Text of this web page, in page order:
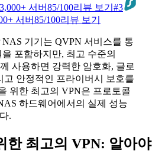
서버85/100리뷰 보기 #3
서버85/100리뷰 보기
NAS 기기는 QVPN 서비스를 통
포함하지만, 최고 수준의
사용하면 강력한 암호화, 글로
고 안정적인 프라이버시 보호를
위한 최고의 VPN은 프로토콜
하드웨어에서의 실제 성능
.
한 최고의 VPN: 알아야